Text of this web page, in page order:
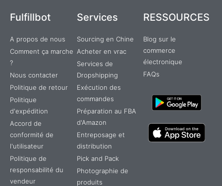
Fulfillbot
A propos de nous
Comment ça marche
?
Nous contacter
Politique de retour
Politique
d'expédition
Accord de
conformité de
l'utilisateur
Politique de
responsabilité du
vendeur
Services
Sourcing en Chine
Acheter en vrac
Services de
Dropshipping
Exécution des
commandes
Préparation au FBA
d'Amazon
Entreposage et
distribution
Pick and Pack
Photographie de
produits
RESSOURCES
Blog sur le
commerce
électronique
FAQs